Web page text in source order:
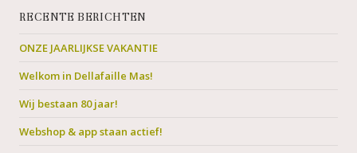
RECENTE BERICHTEN
ONZE JAARLIJKSE VAKANTIE
Welkom in Dellafaille Mas!
Wij bestaan 80 jaar!
Webshop & app staan actief!